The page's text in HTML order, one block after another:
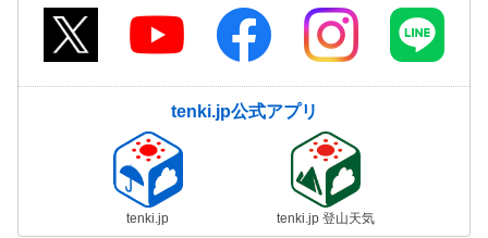
tenki.jp公式アプリ
tenki.jp tenki.jp 登山天気